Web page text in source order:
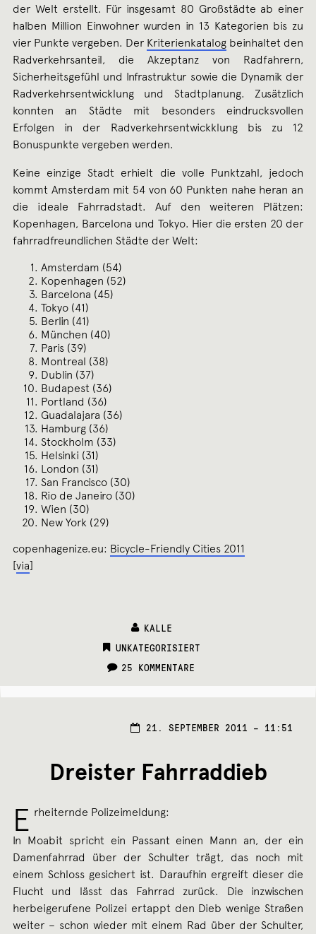
der Welt erstellt. Für insgesamt 80 Großstädte ab einer
halben Million Einwohner wurden in 13 Kategorien bis zu
vier Punkte vergeben. Der Kriterienkatalog beinhaltet den
Radverkehrsanteil, die Akzeptanz von Radfahrern,
Sicherheitsgefühl und Infrastruktur sowie die Dynamik der
Radverkehrsentwicklung und Stadtplanung. Zusätzlich
konnten an Städte mit besonders eindrucksvollen
Erfolgen in der Radverkehrsentwickklung bis zu 12
Bonuspunkte vergeben werden.
Keine einzige Stadt erhielt die volle Punktzahl, jedoch
kommt Amsterdam mit 54 von 60 Punkten nahe heran an
die ideale Fahrradstadt. Auf den weiteren Plätzen:
Kopenhagen, Barcelona und Tokyo. Hier die ersten 20 der
fahrradfreundlichen Städte der Welt:
Amsterdam (54)
Kopenhagen (52)
Barcelona (45)
Tokyo (41)
Berlin (41)
München (40)
Paris (39)
Montreal (38)
Dublin (37)
Budapest (36)
Portland (36)
Guadalajara (36)
Hamburg (36)
Stockholm (33)
Helsinki (31)
London (31)
San Francisco (30)
Rio de Janeiro (30)
Wien (30)
New York (29)
copenhagenize.eu: Bicycle-Friendly Cities 2011
[via]
KALLE
CATEGORIES:
UNKATEGORISIERT
25 KOMMENTARE
21. SEPTEMBER 2011 – 11:51
Dreister Fahrraddieb
E rheiternde Polizeimeldung:
In Moabit spricht ein Passant einen Mann an, der ein
Damenfahrrad über der Schulter trägt, das noch mit
einem Schloss gesichert ist. Daraufhin ergreift dieser die
Flucht und lässt das Fahrrad zurück. Die inzwischen
herbeigerufene Polizei ertappt den Dieb wenige Straßen
weiter – schon wieder mit einem Rad über der Schulter,